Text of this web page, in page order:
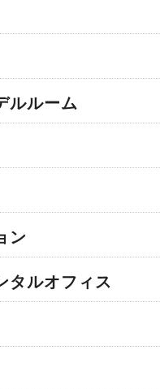
ルーム
ン
タルオフィス